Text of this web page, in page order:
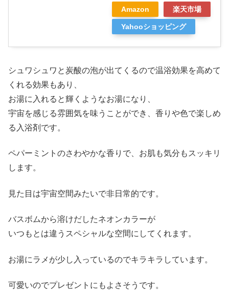
Amazon 楽天市場
Yahooショッピング
シュワシュワと炭酸の泡が出てくるので温浴効果を高めて
くれる効果もあり、
お湯に入れると輝くようなお湯になり、
宇宙を感じる雰囲気を味うことができ、香りや色で楽しめ
る入浴剤です。
ペパーミントのさわやかな香りで、お肌も気分もスッキリ
します。
見た目は宇宙空間みたいで非日常的です。
バスボムから溶けだしたネオンカラーが
いつもとは違うスペシャルな空間にしてくれます。
お湯にラメが少し入っているのでキラキラしています。
可愛いのでプレゼントにもよさそうです。